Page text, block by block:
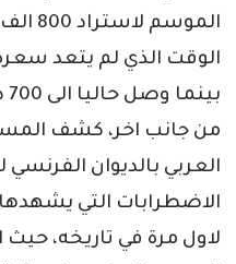
بينما وصل حاليا الى 700 دولار للطن.
من جانب اخر، كشف
العربي بالديوان
الاضطرابات التي
لاول مرة في تاريخه،